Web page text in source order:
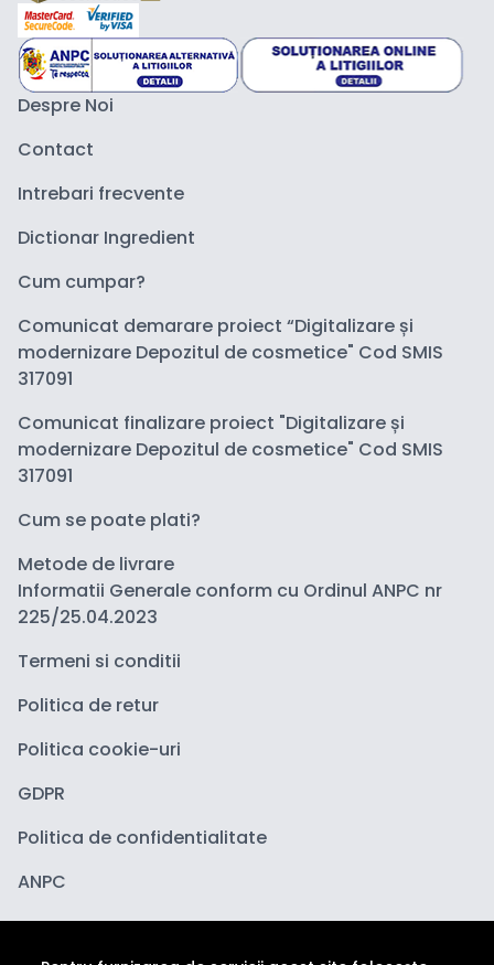
Despre Noi
Contact
Intrebari frecvente
Dictionar Ingredient
Cum cumpar?
Comunicat demarare proiect “Digitalizare și
modernizare Depozitul de cosmetice" Cod SMIS
317091
Comunicat finalizare proiect "Digitalizare și
modernizare Depozitul de cosmetice" Cod SMIS
317091
Cum se poate plati?
Metode de livrare
Informatii Generale conform cu Ordinul ANPC nr
225/25.04.2023
Termeni si conditii
Politica de retur
Politica cookie-uri
GDPR
Politica de confidentialitate
ANPC